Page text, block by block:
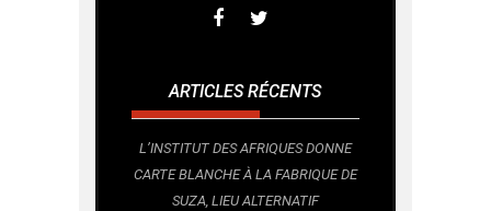
ARTICLES RÉCENTS
L’INSTITUT DES AFRIQUES DONNE
CARTE BLANCHE À LA FABRIQUE DE
SUZA, LIEU ALTERNATIF